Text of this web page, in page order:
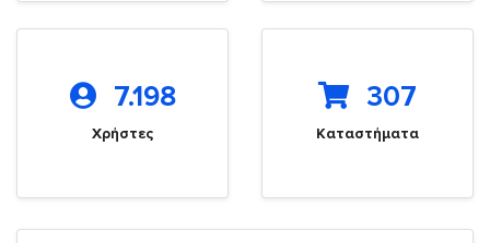
7.198
Χρήστες
307
Καταστήματα